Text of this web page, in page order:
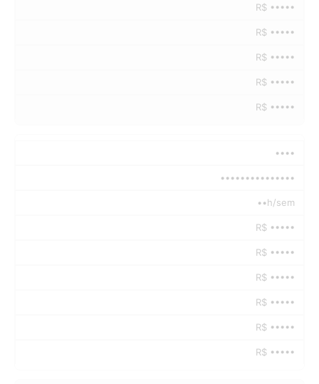
R$ •••••
R$ •••••
R$ •••••
R$ •••••
R$ •••••
••••
•••••••••••••••
••h/sem
R$ •••••
R$ •••••
R$ •••••
R$ •••••
R$ •••••
R$ •••••